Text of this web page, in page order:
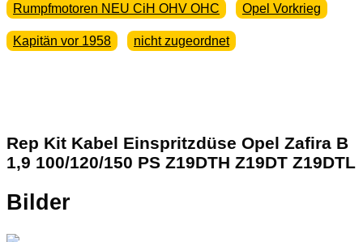
Rumpfmotoren NEU CiH OHV OHC Opel Vorkrieg
Kapitän vor 1958 nicht zugeordnet
Rep Kit Kabel Einspritzdüse Opel Zafira B
1,9 100/120/150 PS Z19DTH Z19DT Z19DTL
Bilder